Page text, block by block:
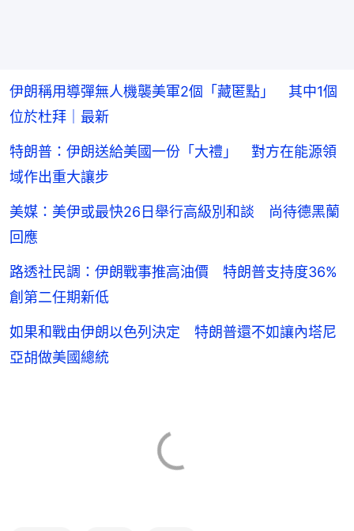
伊朗稱用導彈無人機襲美軍2個「藏匿點」 其中1個
位於杜拜｜最新
特朗普：伊朗送給美國一份「大禮」 對方在能源領
域作出重大讓步
美媒：美伊或最快26日舉行高級別和談 尚待德黑蘭
回應
路透社民調：伊朗戰事推高油價 特朗普支持度36%
創第二任期新低
如果和戰由伊朗以色列決定 特朗普還不如讓內塔尼
亞胡做美國總統